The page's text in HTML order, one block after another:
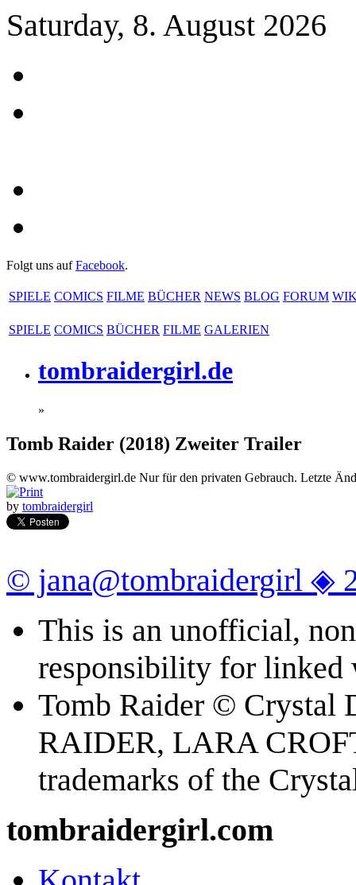
Saturday, 8. August 2026
Folgt uns aufFacebook.
SPIELE COMICS FILME BÜCHER NEWS BLOG FORUM
SPIELE COMICS BÜCHER FILME GALERIEN
tombraidergirl.de
»
Tomb Raider (2018) Zweiter Trailer
© www.tombraidergirl.de Nur für den privaten Gebrauch. Letzte
by tombraidergirl
© jana@tombraidergirl ◈
This is an unofficial,
responsibility for linked
Tomb Raider © Crystal
RAIDER, LARA
trademarks of the
tombraidergirl.com